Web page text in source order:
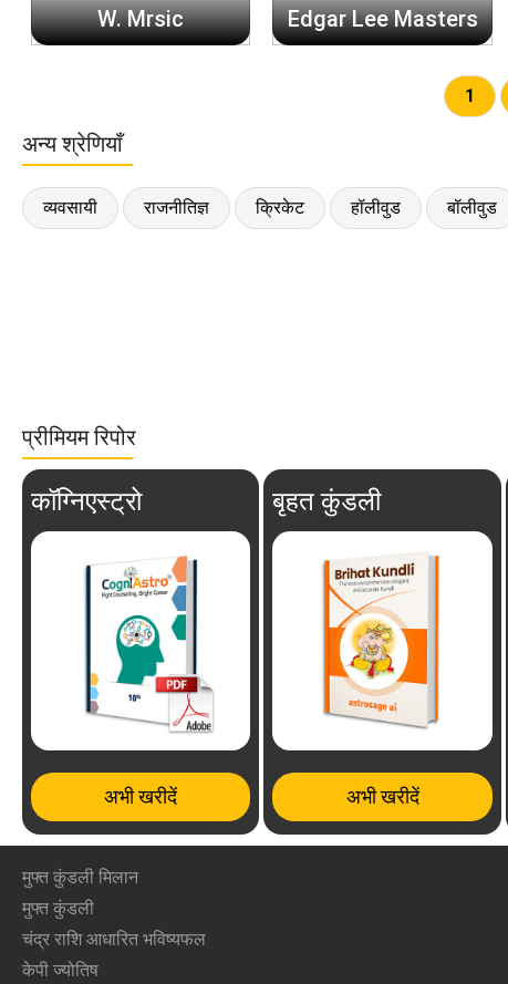
W. Mrsic Edgar Lee Masters
1
अन्य श्रेणियाँ
व्यवसायी राजनीतिज्ञ क्रिकेट हॉलीवुड बॉलीवुड
प्रीमियम रिपोर
कॉग्निएस्ट्रो
अभी खरीदें
बृहत कुंडली
अभी खरीदें
मुफ्त कुंडली मिलान
मुफ्त कुंडली
चंद्र राशि आधारित भविष्यफल
केपी ज्योतिष